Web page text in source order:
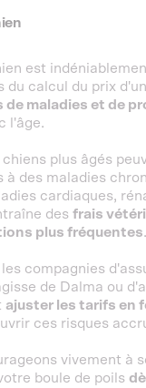
est
du calcul du prix
de maladies et de
l'âge.
chiens plus âgés
à des maladies
cardiaques,
des frais
plus fréquentes.
compagnies
de Dalma ou
ajuster les tarifs en
ces risques
vivement à
boule de poils